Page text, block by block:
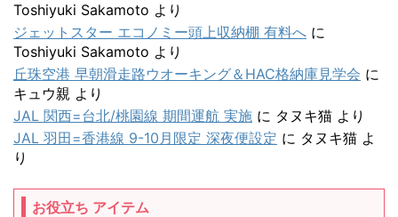
Toshiyuki Sakamoto より
ジェットスター エコノミー頭上収納棚 有料へ に
Toshiyuki Sakamoto より
丘珠空港 早朝滑走路ウオーキング＆HAC格納庫見学会 に
キュウ親 より
JAL 関西=台北/桃園線 期間運航 実施 に タヌキ猫 より
JAL 羽田=香港線 9-10月限定 深夜便設定 に タヌキ猫 よ
り
お役立ち アイテム